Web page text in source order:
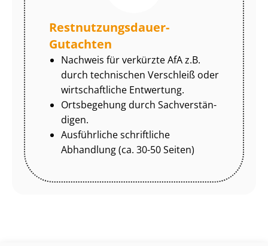
Rest­nut­zungs­dau­er-
Gutachten
Nachweis für verkürzte AfA z.B.
durch technischen Verschleiß oder
wirtschaftliche Entwertung.
Ortsbegehung durch Sach­ver­stän­
di­gen.
Ausführliche schriftliche
Abhandlung (ca. 30-50 Seiten)